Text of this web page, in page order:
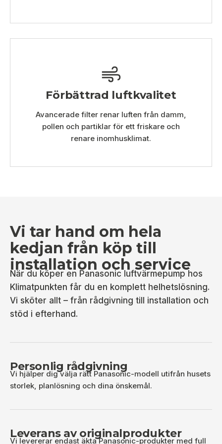
Förbättrad luftkvalitet
Avancerade filter renar luften från damm,
pollen och partiklar för ett friskare och
renare inomhusklimat.
Vi tar hand om hela
kedjan från köp till
installation och service
När du köper en Panasonic luftvärmepump hos
Klimatpunkten får du en komplett helhetslösning.
Vi sköter allt – från rådgivning till installation och
stöd i efterhand.
Personlig rådgivning
Vi hjälper dig välja rätt Panasonic-modell utifrån husets
storlek, planlösning och dina önskemål.
Leverans av originalprodukter
Vi levererar endast äkta Panasonic-produkter med full